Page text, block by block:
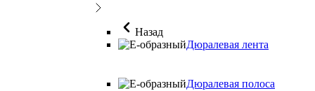
Назад
Дюралевая лента
Дюралевая полоса